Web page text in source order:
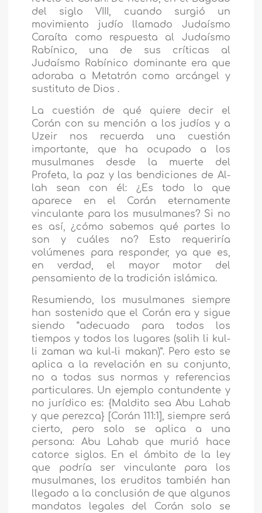
del siglo VIII, cuando surgió un
movimiento judío llamado Judaísmo
Caraíta como respuesta al Judaísmo
Rabínico, una de sus críticas al
Judaísmo Rabínico dominante era que
adoraba a Metatrón como arcángel y
sustituto de Dios .
La cuestión de qué quiere decir el
Corán con su mención a los judíos y a
Uzeir nos recuerda una cuestión
importante, que ha ocupado a los
musulmanes desde la muerte del
Profeta, la paz y las bendiciones de Al-
lah sean con él: ¿Es todo lo que
aparece en el Corán eternamente
vinculante para los musulmanes? Si no
es así, ¿cómo sabemos qué partes lo
son y cuáles no? Esto requeriría
volúmenes para responder, ya que es,
en verdad, el mayor motor del
pensamiento de la tradición islámica.
Resumiendo, los musulmanes siempre
han sostenido que el Corán era y sigue
siendo “adecuado para todos los
tiempos y todos los lugares (ṣalih li kul-
li zaman wa kul-li makan)”. Pero esto se
aplica a la revelación en su conjunto,
no a todas sus normas y referencias
particulares. Un ejemplo contundente y
no jurídico es: {Maldito sea Abu Lahab
y que perezca} [Corán 111:1], siempre será
cierto, pero solo se aplica a una
persona: Abu Lahab que murió hace
catorce siglos. En el ámbito de la ley
que podría ser vinculante para los
musulmanes, los eruditos también han
llegado a la conclusión de que algunos
mandatos legales del Corán solo se